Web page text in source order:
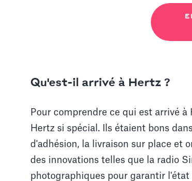
Qu'est-il arrivé à Hertz ?
Pour comprendre ce qui est arrivé
Hertz si spécial. Ils étaient bons
d'adhésion, la livraison sur place et
des innovations telles que la radio
photographiques pour garantir